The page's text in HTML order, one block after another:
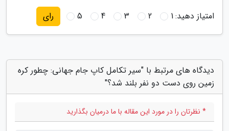
امتیاز دهید:1
2
3
4
5 رای
دیدگاه های مرتبط با "سیر تکامل کاپ جام جهانی: چطور کره
زمین روی دست دو نفر بلند شد؟"
* نظرتان را در مورد این مقاله با ما درمیان بگذارید